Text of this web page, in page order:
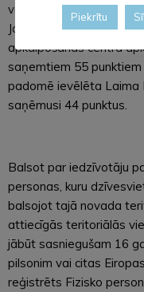
vēlēšanu rezultātiem
Jaunlaicenes pagasta
apkalpošanas centra
saņemtiem 55
padomē ievēlēta Laima
saņēmusi 44 punktus.
Balsot par iedzīvotāju
personas, kuru
balsojot tajā novada
attiecīgās teritoriālās
jābūt sasniegušam 16
pilsonim vai citas
reģistrēts Fizisko
Piekrītu